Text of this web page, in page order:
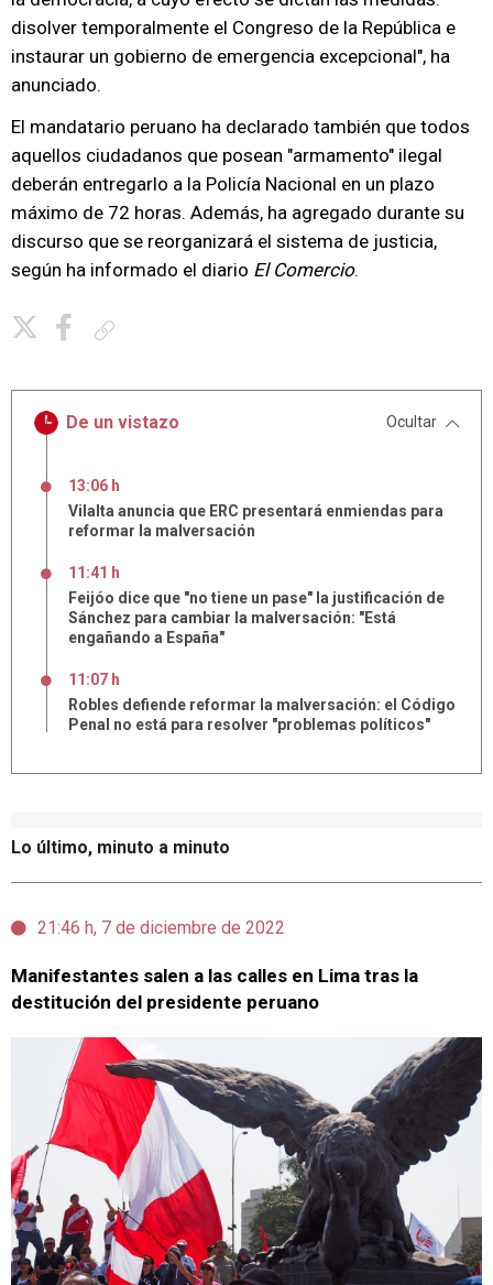
disolver temporalmente el Congreso de la República e
instaurar un gobierno de emergencia excepcional", ha
anunciado.
El mandatario peruano ha declarado también que todos
aquellos ciudadanos que posean "armamento" ilegal
deberán entregarlo a la Policía Nacional en un plazo
máximo de 72 horas. Además, ha agregado durante su
discurso que se reorganizará el sistema de justicia,
según ha informado el diario El Comercio.
Lo último, minuto a minuto
21:46 h, 7 de diciembre de 2022
Manifestantes salen a las calles en Lima tras la
destitución del presidente peruano
De un vistazo Ocultar
13:06 h
Vilalta anuncia que ERC presentará enmiendas para
reformar la malversación
11:41 h
Feijóo dice que "no tiene un pase" la justificación de
Sánchez para cambiar la malversación: "Está
engañando a España"
11:07 h
Robles defiende reformar la malversación: el Código
Penal no está para resolver "problemas políticos"